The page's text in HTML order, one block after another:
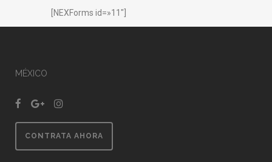
[NEXForms id=»11″]
MÉXICO
CONTRATA AHORA